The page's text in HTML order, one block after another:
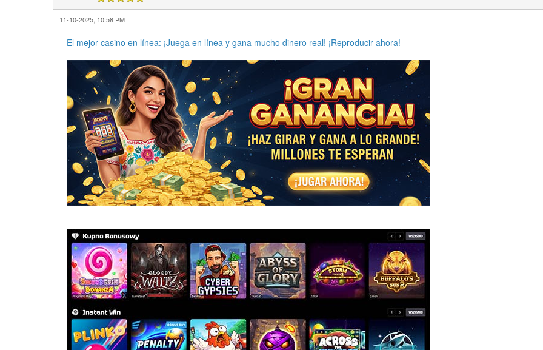
11-10-2025, 10:58 PM
El mejor casino en línea: ¡Juega en línea y gana mucho dinero real! ¡Reproducir ahora!